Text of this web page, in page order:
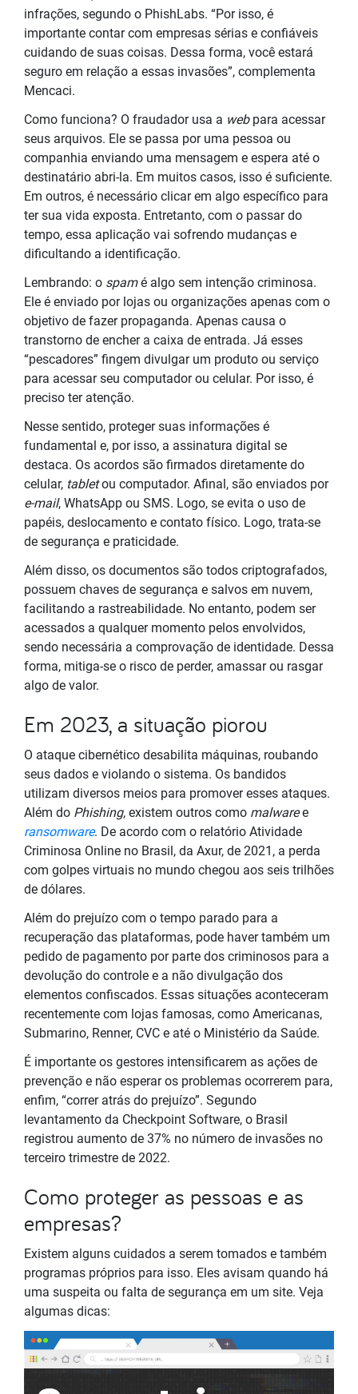
infrações, segundo o PhishLabs. “Por isso, é
importante contar com empresas sérias e confiáveis
cuidando de suas coisas. Dessa forma, você estará
seguro em relação a essas invasões”, complementa
Mencaci.
Como funciona? O fraudador usa a webpara acessar
seus arquivos. Ele se passa por uma pessoa ou
companhia enviando uma mensagem e espera até o
destinatário abri-la. Em muitos casos, isso é suficiente.
Em outros, é necessário clicar em algo específico para
ter sua vida exposta. Entretanto, com o passar do
tempo, essa aplicação vai sofrendo mudanças e
dificultando a identificação.
Lembrando: o spamé algo sem intenção criminosa.
Ele é enviado por lojas ou organizações apenas com o
objetivo de fazer propaganda. Apenas causa o
transtorno de encher a caixa de entrada. Já esses
“pescadores” fingem divulgar um produto ou serviço
para acessar seu computador ou celular. Por isso, é
preciso ter atenção.
Nesse sentido, proteger suas informações é
fundamental e, por isso, a assinatura digital se
destaca. Os acordos são firmados diretamente do
celular, tabletou computador. Afinal, são enviados por
e-mail, WhatsApp ou SMS. Logo, se evita o uso de
papéis, deslocamento e contato físico. Logo, trata-se
de segurança e praticidade.
Além disso, os documentos são todos criptografados,
possuem chaves de segurança e salvos em nuvem,
facilitando a rastreabilidade. No entanto, podem ser
acessados a qualquer momento pelos envolvidos,
sendo necessária a comprovação de identidade. Dessa
forma, mitiga-se o risco de perder, amassar ou rasgar
algo de valor.
Em 2023, a situação piorou
O ataque cibernético desabilita máquinas, roubando
seus dados e violando o sistema. Os bandidos
utilizam diversos meios para promover esses ataques.
Além do Phishing, existem outros como malwaree
ransomware. De acordo com o relatório Atividade
Criminosa Online no Brasil, da Axur, de 2021, a perda
com golpes virtuais no mundo chegou aos seis trilhões
de dólares.
Além do prejuízo com o tempo parado para a
recuperação das plataformas, pode haver também um
pedido de pagamento por parte dos criminosos para a
devolução do controle e a não divulgação dos
elementos confiscados. Essas situações aconteceram
recentemente com lojas famosas, como Americanas,
Submarino, Renner, CVC e até o Ministério da Saúde.
É importante os gestores intensificarem as ações de
prevenção e não esperar os problemas ocorrerem para,
enfim, “correr atrás do prejuízo”. Segundo
levantamento da Checkpoint Software, o Brasil
registrou aumento de 37% no número de invasões no
terceiro trimestre de 2022.
Como proteger as pessoas e as
empresas?
Existem alguns cuidados a serem tomados e também
programas próprios para isso. Eles avisam quando há
uma suspeita ou falta de segurança em um site. Veja
algumas dicas: